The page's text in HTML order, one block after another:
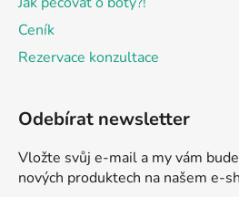
Ceník
Rezervace konzultace
Odebírat newsletter
Vložte svůj e-mail a my vám
nových produktech na našem e-